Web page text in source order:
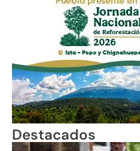
Destacados